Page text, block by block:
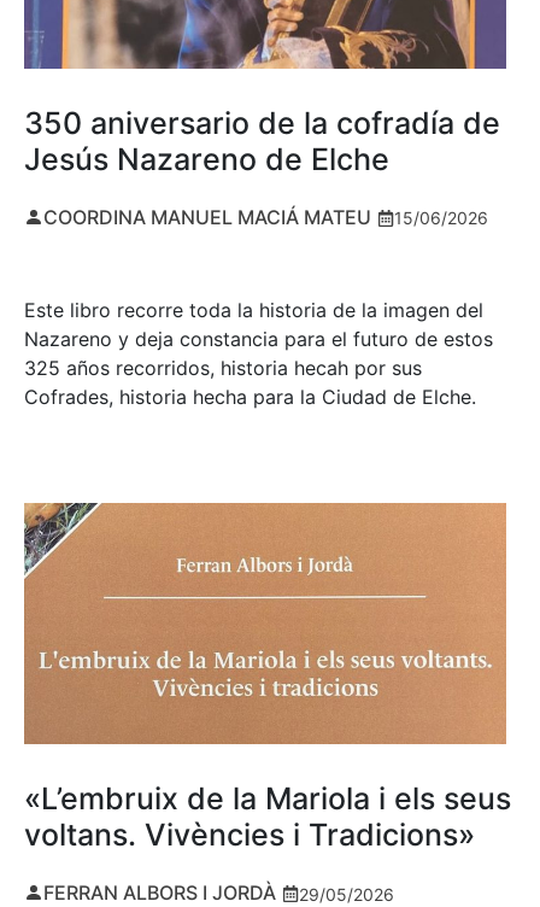
350 aniversario de la cofradía de
Jesús Nazareno de Elche
COORDINA MANUEL MACIÁ MATEU 15/06/2026
Este libro recorre toda la historia de la imagen del
Nazareno y deja constancia para el futuro de estos
325 años recorridos, historia hecah por sus
Cofrades, historia hecha para la Ciudad de Elche.
«L’embruix de la Mariola i els seus
voltans. Vivències i Tradicions»
FERRAN ALBORS I JORDÀ 29/05/2026